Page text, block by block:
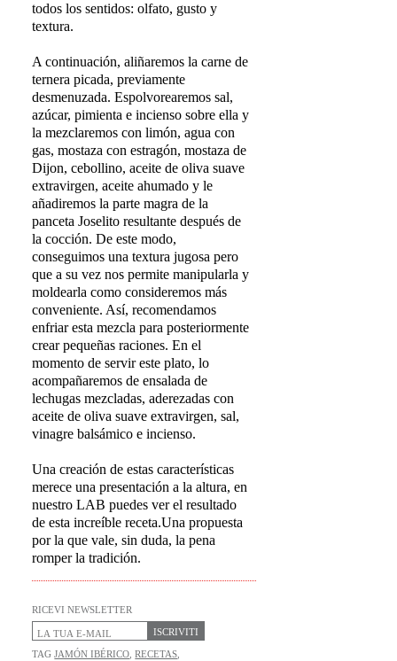
todos los sentidos: olfato, gusto y
textura.
A continuación, aliñaremos la carne de
ternera picada, previamente
desmenuzada. Espolvorearemos sal,
azúcar, pimienta e incienso sobre ella y
la mezclaremos con limón, agua con
gas, mostaza con estragón, mostaza de
Dijon, cebollino, aceite de oliva suave
extravirgen, aceite ahumado y le
añadiremos la parte magra de la
panceta Joselito resultante después de
la cocción. De este modo,
conseguimos una textura jugosa pero
que a su vez nos permite manipularla y
moldearla como consideremos más
conveniente. Así, recomendamos
enfriar esta mezcla para posteriormente
crear pequeñas raciones. En el
momento de servir este plato, lo
acompañaremos de ensalada de
lechugas mezcladas, aderezadas con
aceite de oliva suave extravirgen, sal,
vinagre balsámico e incienso.
Una creación de estas características
merece una presentación a la altura, en
nuestro LAB puedes ver el resultado
de esta increíble receta.Una propuesta
por la que vale, sin duda, la pena
romper la tradición.
RICEVI NEWSLETTER
ISCRIVITI
TAGJAMÓN IBÉRICO ,RECETAS